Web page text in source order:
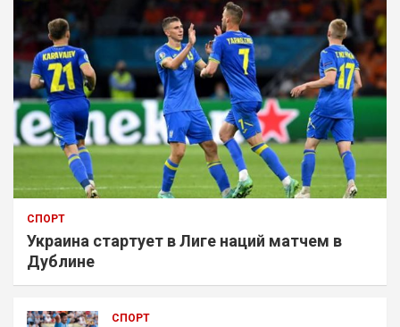
СПОРТ
Украина стартует в Лиге наций матчем в
Дублине
СПОРТ